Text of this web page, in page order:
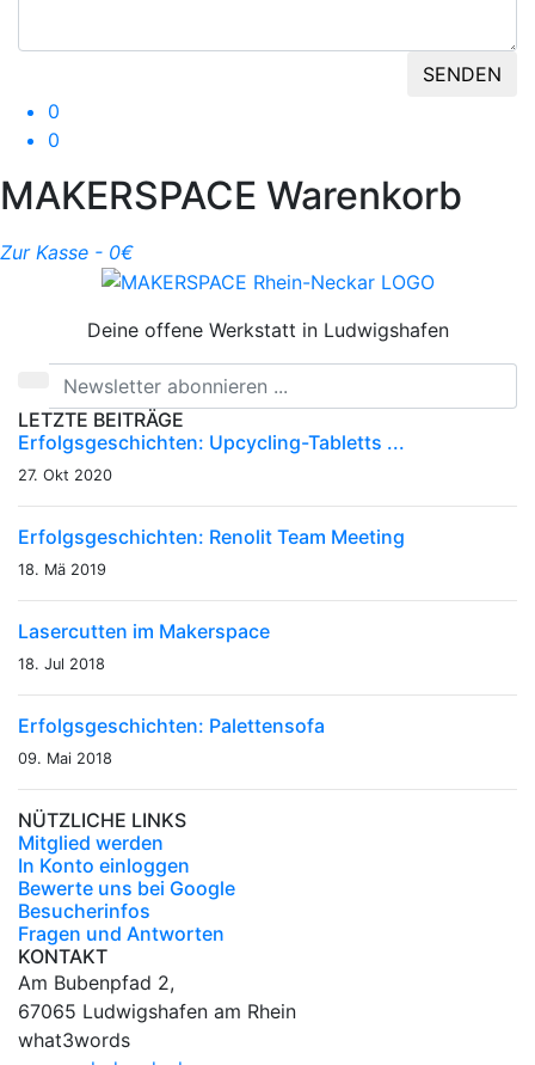
SENDEN
0
0
MAKERSPACE Warenkorb
Zur Kasse - 0€
Deine offene Werkstatt in Ludwigshafen
LETZTE BEITRÄGE
Erfolgsgeschichten: Upcycling-Tabletts ...
27. Okt 2020
Erfolgsgeschichten: Renolit Team Meeting
18. Mä 2019
Lasercutten im Makerspace
18. Jul 2018
Erfolgsgeschichten: Palettensofa
09. Mai 2018
NÜTZLICHE LINKS
Mitglied werden
In Konto einloggen
Bewerte uns bei Google
Besucherinfos
Fragen und Antworten
KONTAKT
Am Bubenpfad 2,
67065 Ludwigshafen am Rhein
what3words